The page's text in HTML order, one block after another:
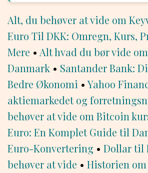
Alt, du behøver at vide om
Euro Til DKK: Omregn, Kurs,
Mere • Alt hvad du bør vide
Danmark • Santander Bank:
Bedre Økonomi •Yahoo
aktiemarkedet og
behøver at vide om Bitcoin
Euro: En Komplet Guide til
Euro-Konvertering • Dollar til
behøver at vide • Historien